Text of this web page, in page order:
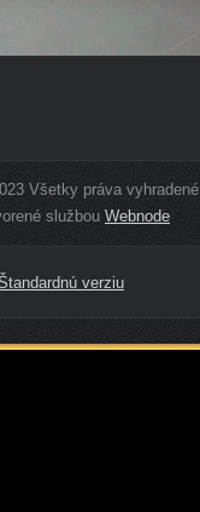
Všetky práva vyhradené.
službou Webnode
verziu